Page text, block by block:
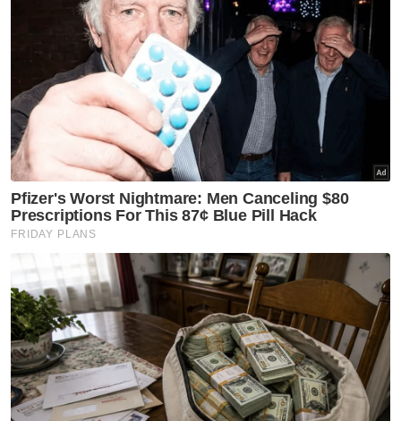
Covid-19
KKM keluarkan perincian
semakan semula SOP Covid-19
Covid-19
KKM pantau peningkatan kes
Covid-19 di Singapura
Covid-19
Kes Covid-19 di Pulau Pinang